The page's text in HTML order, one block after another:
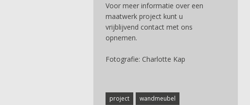
Voor meer informatie over een
maatwerk project kunt u
vrijblijvend contact met ons
opnemen.
Fotografie: Charlotte Kap
project
wandmeubel